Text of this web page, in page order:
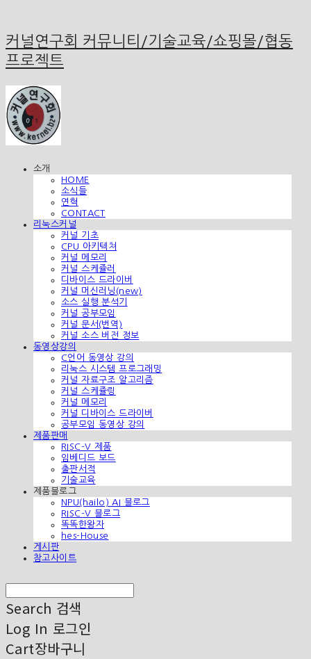
커널연구회 커뮤니티/기술교육/쇼핑몰/협동
프로젝트
소개
HOME
소식들
연혁
CONTACT
리눅스커널
커널 기초
CPU 아키텍쳐
커널 메모리
커널 스케쥴러
디바이스 드라이버
커널 머신러닝(new)
소스 실행 분석기
커널 공부모임
커널 문서(번역)
커널 소스 버전 정보
동영상강의
C언어 동영상 강의
리눅스 시스템 프로그래밍
커널 자료구조 알고리즘
커널 스케쥴링
커널 메모리
커널 디바이스 드라이버
공부모임 동영상 강의
제품판매
RISC-V 제품
임베디드 보드
출판서적
기술교육
제품블로그
NPU(hailo) AI 블로그
RISC-V 블로그
똑똑한왕자
hes-House
게시판
참고사이트
Search 검색
Log In 로그인
Cart장바구니